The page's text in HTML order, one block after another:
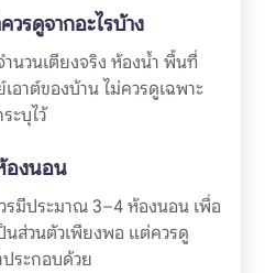
รดูจากอะไรบ้าง
นวนเตียงจริง ห้องน้ำ พื้นที่
อาต์ของบ้าน ไม่ควรดูเฉพาะ
ะบุไว้
องนอน
รมีประมาณ 3–4 ห้องนอน เพื่อ
นส่วนตัวเพียงพอ แต่ควรดู
ระกอบด้วย